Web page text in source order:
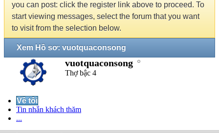
you can post: click the register link above to proceed. To
start viewing messages, select the forum that you want
to visit from the selection below.
Xem Hồ sơ: vuotquaconsong
vuotquaconsong
Thợ bậc 4
Về tôi
Tin nhắn khách thăm
...